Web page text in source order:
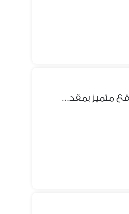
شقه للبيع في ماونتن فيو اي سيتي التجمع الخامس موقع متميز بمقدم و اقساط اقل من سعر السوق Mountain view I city